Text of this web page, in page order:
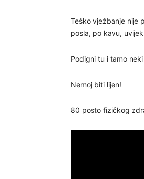
Teško vježbanje nije
posla, po kavu,
Podigni tu i tamo
Nemoj biti lijen!
80 posto fizičkog